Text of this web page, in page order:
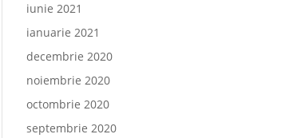
iunie 2021
ianuarie 2021
decembrie 2020
noiembrie 2020
octombrie 2020
septembrie 2020